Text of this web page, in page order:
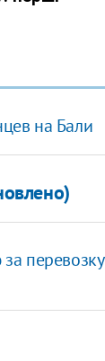
на Бали
перевозку